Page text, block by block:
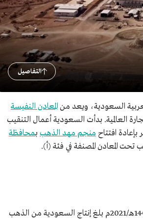
التفاصيل
السعودية، ويعد منالمعادن النفيسة
العالمية. بدأت السعودية أعمال التنقيب
بإعادة افتتاح منجم مهد الذهب بمحافظة
المعادن المصنفة في فئة (أ).
يعد الذهب ثاني مورد طبيعي جرى التنقيب عنه بعد النفط، ففي عام 1443هـ/2021م بلغ إنتاج السعودية من الذهب